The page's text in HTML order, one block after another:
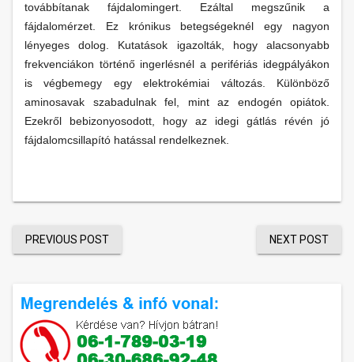
továbbítanak fájdalomingert. Ezáltal megszűnik a
fájdalomérzet. Ez krónikus betegségeknél egy nagyon
lényeges dolog. Kutatások igazolták, hogy alacsonyabb
frekvenciákon történő ingerlésnél a perifériás idegpályákon
is végbemegy egy elektrokémiai változás. Különböző
aminosavak szabadulnak fel, mint az endogén opiátok.
Ezekről bebizonyosodott, hogy az idegi gátlás révén jó
fájdalomcsillapító hatással rendelkeznek.
PREVIOUS POST NEXT POST